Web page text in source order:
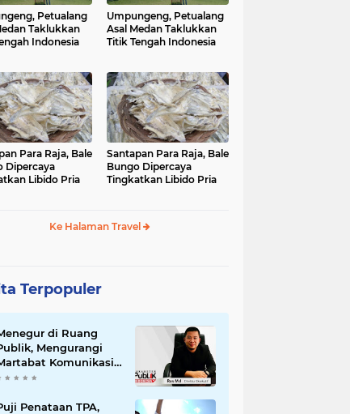
Petualang
Taklukkan
Indonesia
Umpungeng, Petualang
Asal Medan Taklukkan
Titik Tengah Indonesia
Para Raja, Bale
Dipercaya
Libido Pria
Santapan Para Raja, Bale
Bungo Dipercaya
Tingkatkan Libido Pria
Ke Halaman Travel
Terpopuler
di Ruang
Mengurangi
Komunikasi
Penataan TPA,